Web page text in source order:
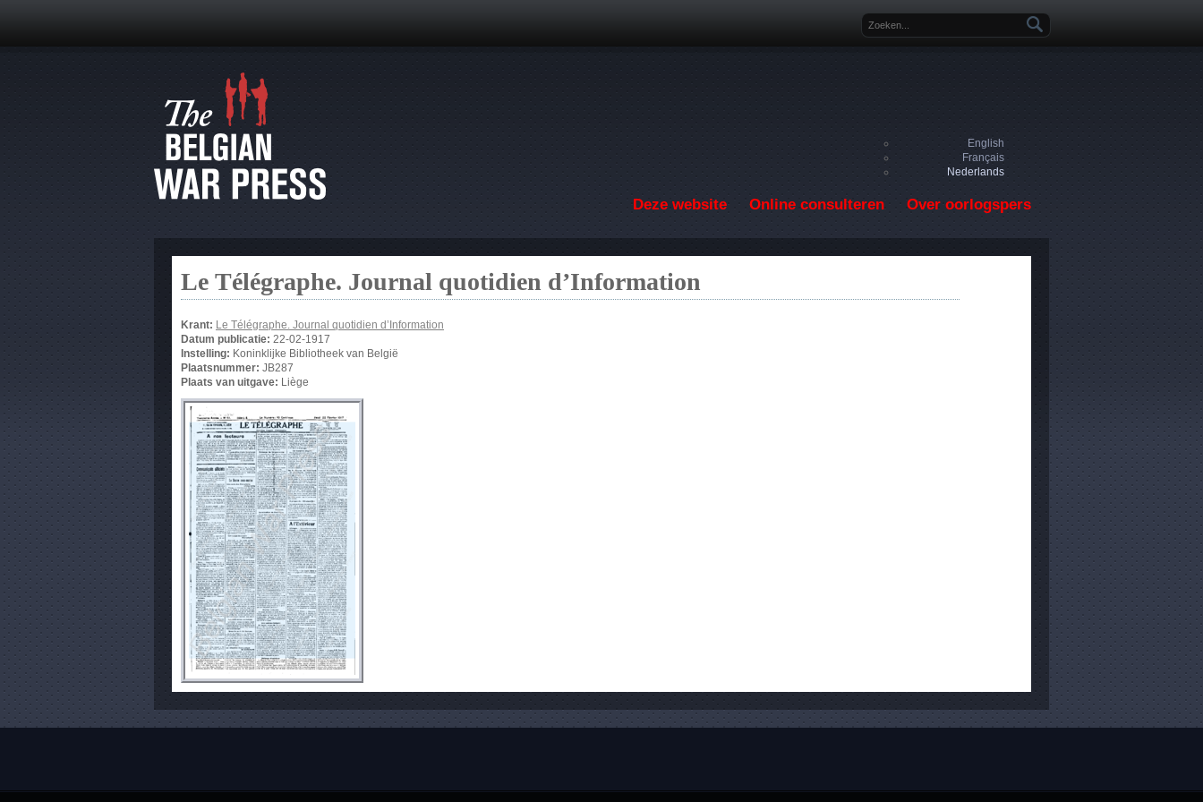
Zoekveld
English
Français
Nederlands
Deze website Online consulteren Over oorlogspers
Le Télégraphe. Journal quotidien d’Information
Krant: Le Télégraphe. Journal quotidien d’Information
Datum publicatie: 22-02-1917
Instelling: Koninklijke Bibliotheek van België
Plaatsnummer: JB287
Plaats van uitgave: Liège